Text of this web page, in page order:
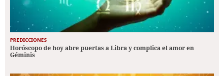
PREDICCIONES
Horóscopo de hoy abre puertas a Libra y complica el amor en
Géminis